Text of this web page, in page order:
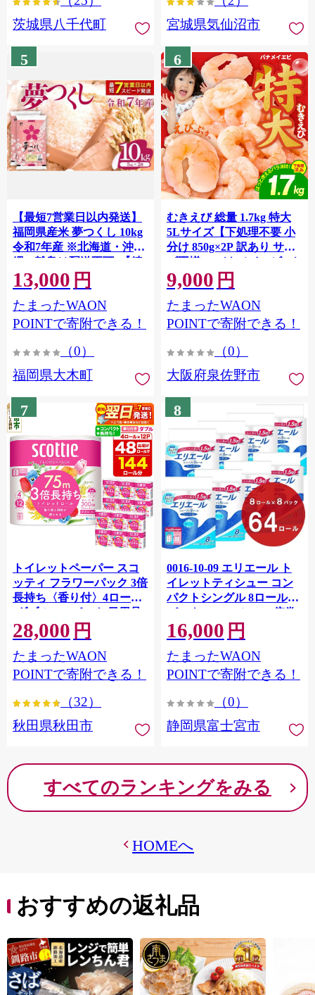
茨城県八千代町
宮城県気仙沼市
5
【最短7営業日以内発送】
福岡県産米 夢つくし 10kg
令和7年産 ※北海道・沖
縄・離島は配送不可 |【精
米 単一米 単一原料米 7年
産 国産 お米 ブランド米
5kg × 2 ゆめつくし】
CY009_01
13,000 円
たまったWAON
POINTで寄附できる！
（0）
福岡県大木町
6
むきえび 総量 1.7kg 特大
5Lサイズ【下処理不要 小
分け 850g×2P 訳あり サイ
ズ不揃い バナメイエビ バ
ラ凍結】 G4142
9,000 円
たまったWAON
POINTで寄附できる！
（0）
大阪府泉佐野市
7
トイレットペーパー スコ
ッティ フラワーパック 3倍
長持ち〈香り付〉4ロール
(ダブル)×12パック 日用品
最短翌日発送 [スコッティ
フラワーパック トイレッ
トペーパー 日本製紙クレ
シア] 秋田県秋田市
28,000 円
たまったWAON
POINTで寄附できる！
（32）
秋田県秋田市
8
0016-10-09 エリエール ト
イレットティシュー コン
パクトシングル 8ロール×8
パック 64ロール 1.5倍巻
82.5m トイレットペーパー
シングル パルプ100％ 香り
つき 日用品 消耗品 備蓄
16,000 円
たまったWAON
POINTで寄附できる！
（0）
静岡県富士宮市
すべてのランキングをみる
HOMEへ
おすすめの返礼品